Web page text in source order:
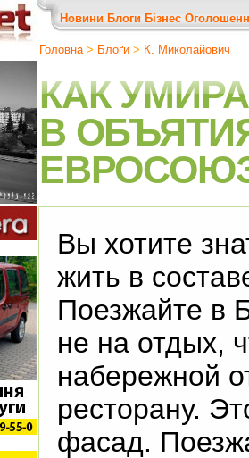
Новини Блоги Бізнес
Головна> Блоґи > К. Миколайович
КАК
В
Вы хотите
жить в
Поезжайте в
не на отдых,
набережной
ресторану.
фасад.